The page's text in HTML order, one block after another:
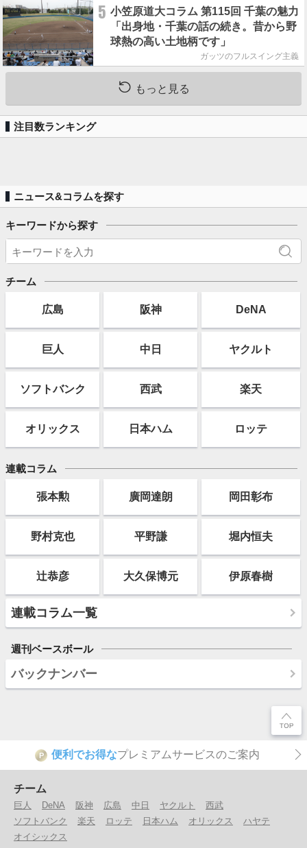
5 小笠原道大コラム 第115回 千葉の魅力
「出身地・千葉の話の続き。昔から野
球熱の高い土地柄です」
ガッツのフルスイング主義
もっと見る
注目数ランキング
ニュース&コラムを探す
キーワードから探す
チーム
広島 阪神 DeNA
巨人 中日 ヤクルト
ソフトバンク 西武 楽天
オリックス 日本ハム ロッテ
連載コラム
張本勲 廣岡達朗 岡田彰布
野村克也 平野謙 堀内恒夫
辻恭彦 大久保博元 伊原春樹
連載コラム一覧
週刊ベースボール
バックナンバー
P 便利でお得なプレミアムサービスのご案内
チーム
巨人 DeNA 阪神 広島 中日 ヤクルト
西武
ソフトバンク
楽天 ロッテ 日本ハム オリックス
ハヤテ
オイシックス